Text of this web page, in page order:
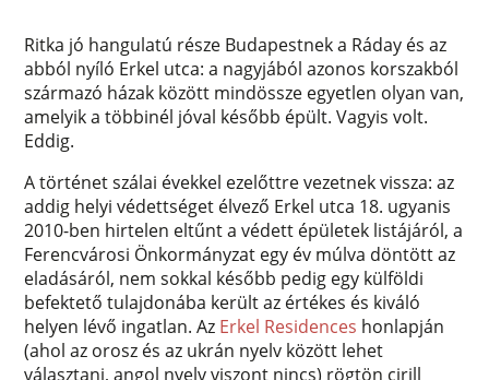
Ritka jó hangulatú része Budapestnek a Ráday és az
abból nyíló Erkel utca: a nagyjából azonos korszakból
származó házak között mindössze egyetlen olyan van,
amelyik a többinél jóval később épült. Vagyis volt.
Eddig.
A történet szálai évekkel ezelőttre vezetnek vissza: az
addig helyi védettséget élvező Erkel utca 18. ugyanis
2010-ben hirtelen eltűnt a védett épületek listájáról, a
Ferencvárosi Önkormányzat egy év múlva döntött az
eladásáról, nem sokkal később pedig egy külföldi
befektető tulajdonába került az értékes és kiváló
helyen lévő ingatlan. Az Erkel Residences honlapján
(ahol az orosz és az ukrán nyelv között lehet
választani, angol nyelv viszont nincs) rögtön cirill